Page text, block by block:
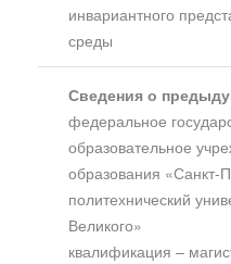
инвариантного
среды
Сведения о
федеральное
образовательное
образования «Санкт-
политехнический
Великого»
квалификация –